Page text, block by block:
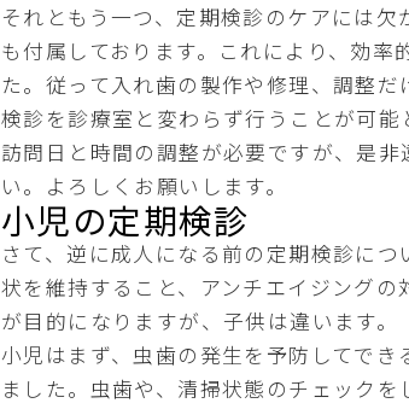
それともう一つ、定期検診のケアには
も付属しております。これにより、効
た。従って入れ歯の製作や修理、調整
検診を診療室と変わらず行うことが可能
訪問日と時間の調整が必要ですが、是
い。よろしくお願いします。
小児の定期検診
さて、逆に成人になる前の定期検診に
状を維持すること、アンチエイジング
が目的になりますが、子供は違います。
小児はまず、虫歯の発生を予防してで
ました。虫歯や、清掃状態のチェック